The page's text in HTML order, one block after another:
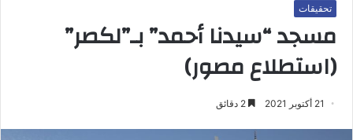
تحقيقات
مسجد “سيدنا أحمد” بـ”لكصر”
(استطلاع مصور)
21 أكتوبر 2021